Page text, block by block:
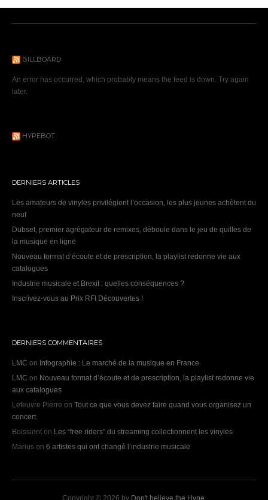
BILLBOARD
An error has occurred, which probably means the feed is down. Try again
later.
HYPEBOT
DERNIERS ARTICLES
Les amateurs de vinyles privilégient l’occasion, les plus jeunes achètent du
neuf
Dubset, premier agrégateur de remixes, déboule dans le jeu de quilles de
la musique en ligne
Nouveau format d’écoute et de prescription, la playlist redonne vie aux
catalogues
Industrie musicale et Brexit : quelles conséquences ?
Inscrivez-vous au Prix RFI Découvertes !
DERNIERS COMMENTAIRES
LMC on Infographie : Le marché de la musique en France
LMC on Nouveau format d’écoute et de prescription, la playlist redonne vie
aux catalogues
Lefeuvre Pierre on Tout ce que vous devez faire quand vous organisez un
concert.
Boissinot on Les “free riders” du streaming collectionnent les vinyles
Marius on 6 artistes qui ont changé l’industrie musicale